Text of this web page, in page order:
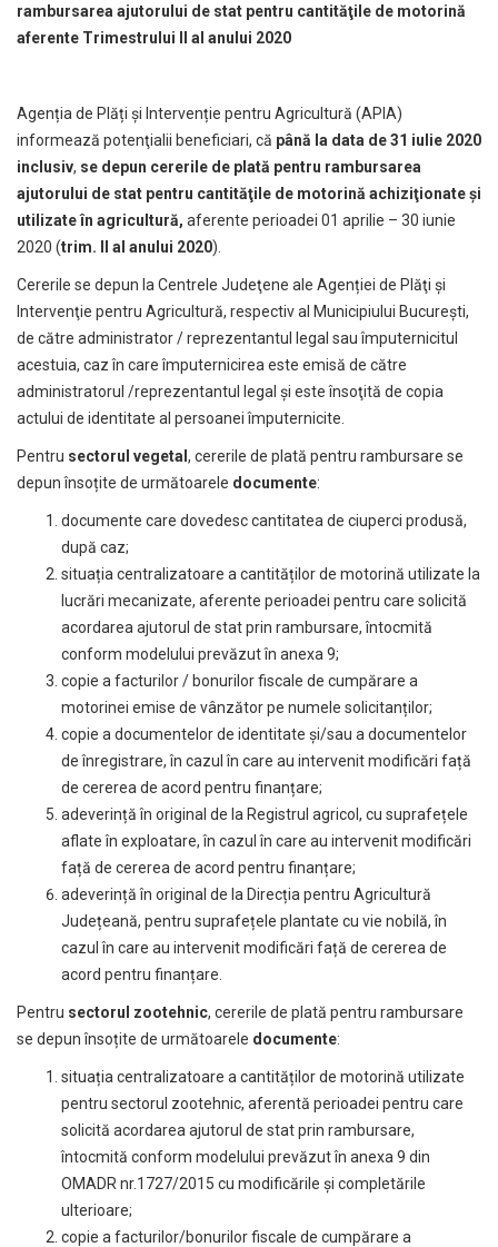
rambursarea ajutorului de stat pentru cantităţile de motorină
aferente Trimestrului II al anului 2020
Agenția de Plăți și Intervenție pentru Agricultură (APIA)
informează potenţialii beneficiari, că până la data de 31 iulie 2020
inclusiv, se depun cererile de plată pentru rambursarea
ajutorului de stat pentru cantităţile de motorină achiziţionate şi
utilizate în agricultură, aferente perioadei 01 aprilie – 30 iunie
2020 (trim. II al anului 2020).
Cererile se depun la Centrele Judeţene ale Agenției de Plăţi şi
Intervenţie pentru Agricultură, respectiv al Municipiului Bucureşti,
de către administrator / reprezentantul legal sau împuternicitul
acestuia, caz în care împuternicirea este emisă de către
administratorul /reprezentantul legal şi este însoţită de copia
actului de identitate al persoanei împuternicite.
Pentru sectorul vegetal , cererile de plată pentru rambursare se
depun însoțite de următoarele documente:
documente care dovedesc cantitatea de ciuperci produsă,
după caz;
situația centralizatoare a cantităților de motorină utilizate la
lucrări mecanizate, aferente perioadei pentru care solicită
acordarea ajutorul de stat prin rambursare, întocmită
conform modelului prevăzut în anexa 9;
copie a facturilor / bonurilor fiscale de cumpărare a
motorinei emise de vânzător pe numele solicitanților;
copie a documentelor de identitate și/sau a documentelor
de înregistrare, în cazul în care au intervenit modificări față
de cererea de acord pentru finanțare;
adeverință în original de la Registrul agricol, cu suprafețele
aflate în exploatare, în cazul în care au intervenit modificări
față de cererea de acord pentru finanțare;
adeverință în original de la Direcția pentru Agricultură
Județeană, pentru suprafețele plantate cu vie nobilă, în
cazul în care au intervenit modificări față de cererea de
acord pentru finanțare.
Pentru sectorul zootehnic, cererile de plată pentru rambursare
se depun însoțite de următoarele documente:
situația centralizatoare a cantităților de motorină utilizate
pentru sectorul zootehnic, aferentă perioadei pentru care
solicită acordarea ajutorul de stat prin rambursare,
întocmită conform modelului prevăzut în anexa 9 din
OMADR nr.1727/2015 cu modificările și completările
ulterioare;
copie a facturilor/bonurilor fiscale de cumpărare a